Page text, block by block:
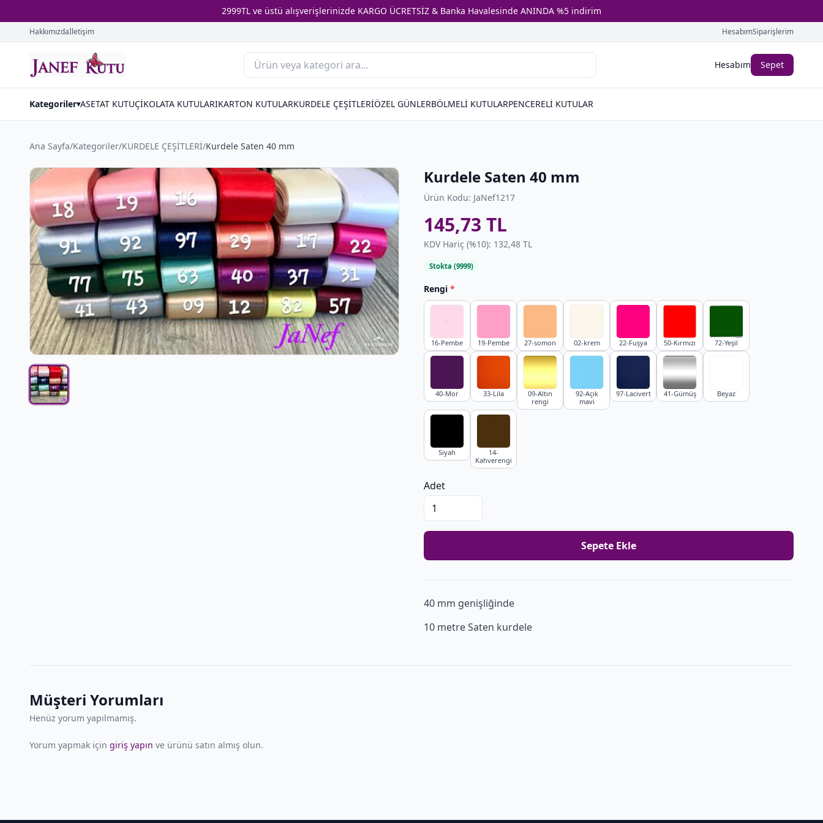
2999TL ve üstü alışverişlerinizde KARGO ÜCRETSİZ & Banka Havalesinde ANINDA %5 indirim
Hakkımızdaİletişim HesabımSiparişlerim
Hesabım Sepet
Kategoriler▾ASETAT KUTUÇİKOLATA KUTULARIKARTON KUTULARKURDELE ÇEŞİTLERİÖZEL GÜNLERBÖLMELİ KUTULARPENCERELİ KUTULAR
Ana Sayfa/Kategoriler/KURDELE ÇEŞİTLERİ/Kurdele Saten 40 mm
Kurdele Saten 40 mm
Ürün Kodu: JaNef1217
145,73 TL
KDV Hariç (%10): 132,48 TL
Stokta (9999)
Rengi *
16-Pembe 19-Pembe 27-somon 02-krem 22-Fuşya 50-Kırmızı 72-Yeşil
40-Mor 33-Lila
09-Altın
rengi
92-Açık
mavi
97-Lacivert 41-Gümüş Beyaz
Siyah
14-
Kahverengi
Adet
Sepete Ekle
40 mm genişliğinde
10 metre Saten kurdele
Müşteri Yorumları
Henüz yorum yapılmamış.
Yorum yapmak için giriş yapın ve ürünü satın almış olun.